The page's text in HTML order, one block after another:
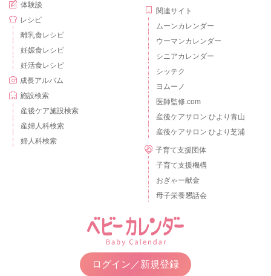
体験談
レシピ
離乳食レシピ
妊娠食レシピ
妊活食レシピ
成長アルバム
施設検索
産後ケア施設検索
産婦人科検索
婦人科検索
関連サイト
ムーンカレンダー
ウーマンカレンダー
シニアカレンダー
シッテク
ヨムーノ
医師監修.com
産後ケアサロン ひより青山
産後ケアサロン ひより芝浦
子育て支援団体
子育て支援機構
おぎゃー献金
母子栄養懇話会
ログイン／新規登録